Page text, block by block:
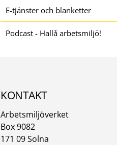
E-tjänster och blanketter
Podcast - Hallå arbetsmiljö!
KONTAKT
Arbetsmiljöverket
Box 9082
171 09 Solna